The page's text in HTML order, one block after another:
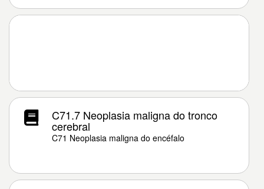
C71.7 Neoplasia maligna do tronco
cerebral
C71 Neoplasia maligna do encéfalo